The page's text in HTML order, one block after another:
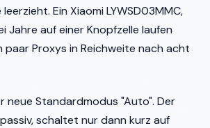
Ein Xiaomi LYWSD03MMC,
Jahre auf einer Knopfzelle laufen
paar Proxys in Reichweite nach acht
neue Standardmodus "Auto". Der
schaltet nur dann kurz auf